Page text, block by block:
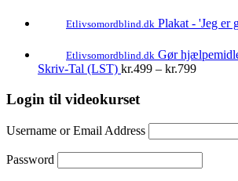
Etlivsomordblind.dk Plakat - 'Jeg er
Etlivsomordblind.dk Gør
Skriv-Tal (LST) kr.499 – kr.799
Login til videokurset
Username or Email Address
Password